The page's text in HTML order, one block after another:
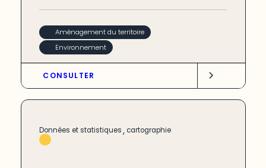
Aménagement du territoire
Environnement
CONSULTER
Données et statistiques, cartographie